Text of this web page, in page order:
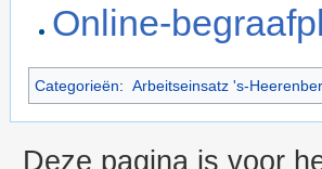
Online-
Categorieën: Arbeitseinsatz 's-
Deze pagina is voor